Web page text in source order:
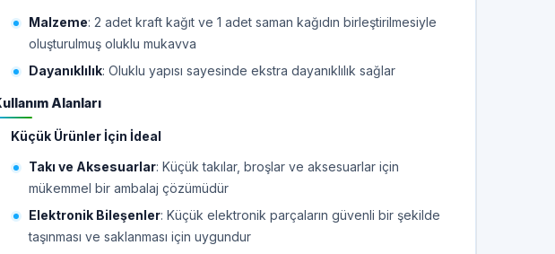
Malzeme: 2 adet kraft kağıt ve 1 adet saman kağıdın birleştirilmesiyle
oluşturulmuş oluklu mukavva
Dayanıklılık: Oluklu yapısı sayesinde ekstra dayanıklılık sağlar
Alanları
Küçük Ürünler İçin İdeal
Takı ve Aksesuarlar: Küçük takılar, broşlar ve aksesuarlar için
mükemmel bir ambalaj çözümüdür
Elektronik Bileşenler: Küçük elektronik parçaların güvenli bir şekilde
taşınması ve saklanması için uygundur